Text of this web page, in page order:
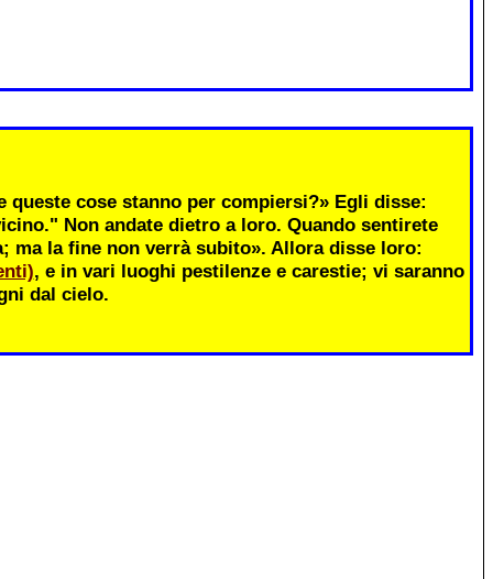
queste cose stanno per compiersi?» Egli disse:
Non andate dietro a loro. Quando sentirete
ma la fine non verrà subito». Allora disse loro:
, e in vari luoghi pestilenze e carestie; vi saranno
dal cielo.